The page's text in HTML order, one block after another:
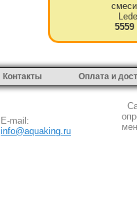
5559
Контакты Оплата и
E-mail:
info@aquaking.ru